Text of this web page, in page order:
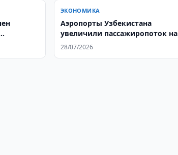
ЭКОНОМИКА
Аэропорты Узбекистана
увеличили пассажиропоток на
16%
28/07/2026